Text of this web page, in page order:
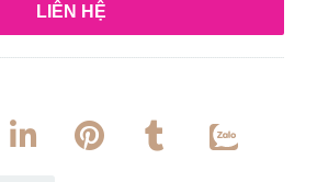
LIÊN HỆ